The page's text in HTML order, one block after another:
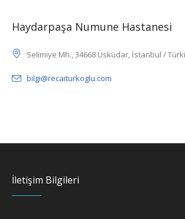
Haydarpaşa Numune Hastanesi
Selimiye Mh., 34668 Üsküdar, İstanbul /
bilgi@recaiturkoglu.com
İletişim Bilgileri